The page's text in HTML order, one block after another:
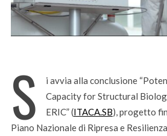
S
i avvia alla conclusione
Capacity for Structural
ERIC” (ITACA.SB), progetto
Piano Nazionale di Ripresa e